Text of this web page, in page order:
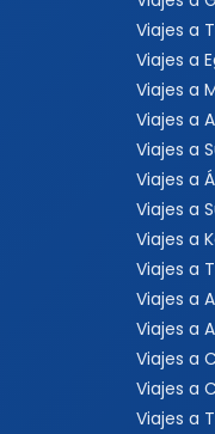
Viajes a
Viajes a
Viajes a
Viajes a
Viajes a
Viajes a
Viajes a
Viajes a
Viajes a
Viajes a
Viajes a
Viajes a
Viajes a
Viajes a